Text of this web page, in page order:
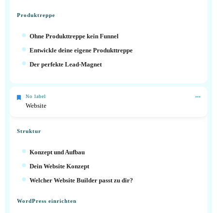
Produktreppe
Ohne Produkttreppe kein Funnel
Entwickle deine eigene Produkttreppe
Der perfekte Lead-Magnet
No label
Website
Struktur
Konzept und Aufbau
Dein Website Konzept
Welcher Website Builder passt zu dir?
WordPress einrichten